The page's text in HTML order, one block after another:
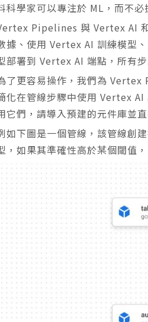
科學家可以專注於 ML，而不必
Pipelines 與 Vertex AI
據、使用 Vertex AI 訓練模型
部署到 Vertex AI 端點，所有
了更容易操作，我們為
化在管線步驟中使用 Vertex
它們，請導入預建的元件庫並
如下圖是一個管線，該管線創
，如果其準確性高於某個閾值